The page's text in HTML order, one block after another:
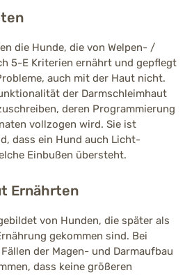
die Hunde, die von Welpen- /
5-E Kriterien ernährt und gepflegt
auch mit der Haut nicht.
der Darmschleimhaut
deren Programmierung
vollzogen wird. Sie ist
dass ein Hund auch Licht-
Einbußen übersteht.
Ernährten
von Hunden, die später als
gekommen sind. Bei
der Magen- und Darmaufbau
dass keine größeren